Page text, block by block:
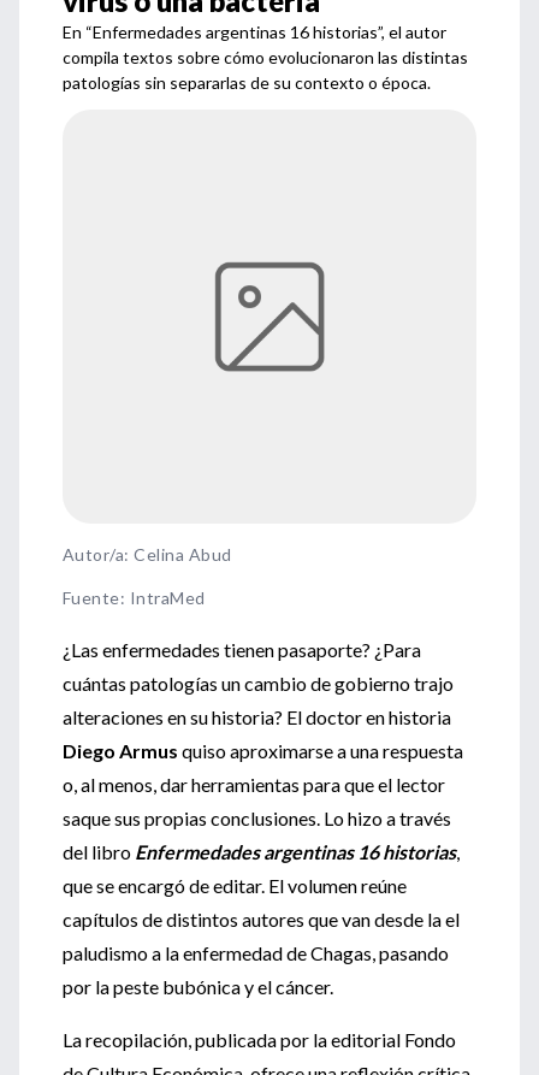
En “Enfermedades argentinas 16 historias”, el autor
compila textos sobre cómo evolucionaron las distintas
patologías sin separarlas de su contexto o época.
Autor/a: Celina Abud
Fuente: IntraMed
¿Las enfermedades tienen pasaporte? ¿Para
cuántas patologías un cambio de gobierno trajo
alteraciones en su historia? El doctor en historia
Diego Armus quiso aproximarse a una respuesta
o, al menos, dar herramientas para que el lector
saque sus propias conclusiones. Lo hizo a través
del libro Enfermedades argentinas 16 historias,
que se encargó de editar. El volumen reúne
capítulos de distintos autores que van desde la el
paludismo a la enfermedad de Chagas, pasando
por la peste bubónica y el cáncer.
La recopilación, publicada por la editorial Fondo